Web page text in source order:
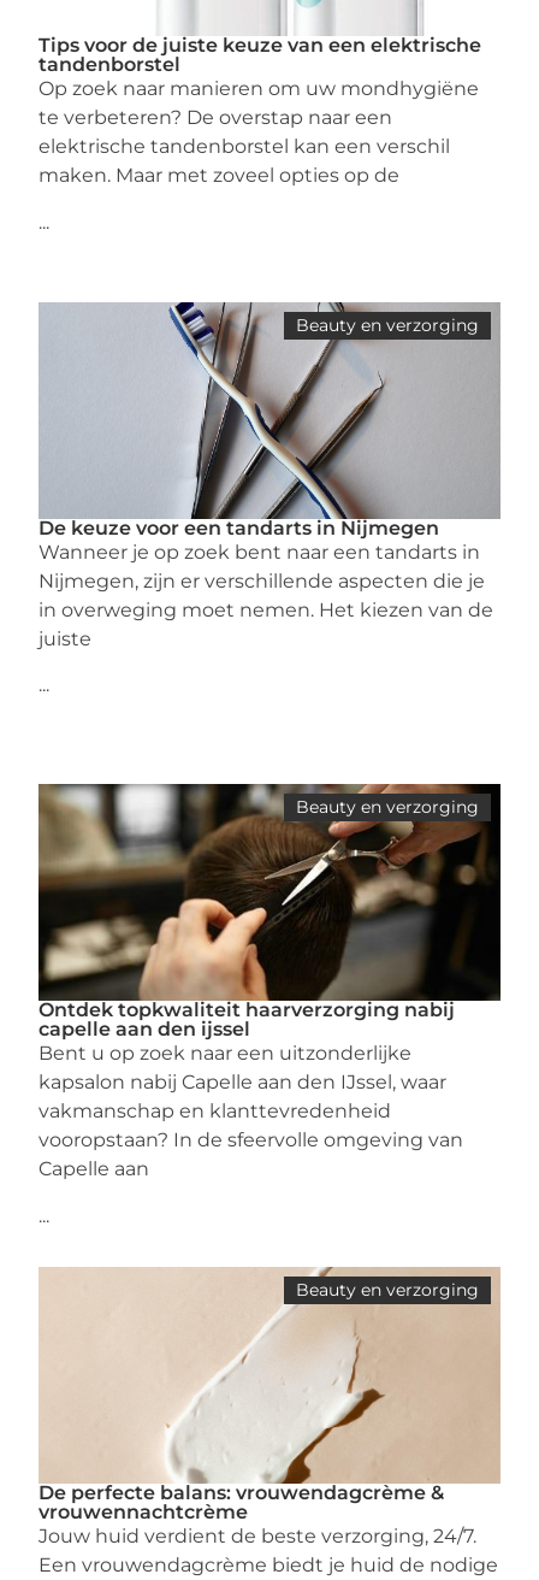
Tips voor de juiste keuze van een elektrische
tandenborstel
Op zoek naar manieren om uw mondhygiëne
te verbeteren? De overstap naar een
elektrische tandenborstel kan een verschil
maken. Maar met zoveel opties op de
...
Beauty en verzorging
De keuze voor een tandarts in Nijmegen
Wanneer je op zoek bent naar een tandarts in
Nijmegen, zijn er verschillende aspecten die je
in overweging moet nemen. Het kiezen van de
juiste
...
Beauty en verzorging
Ontdek topkwaliteit haarverzorging nabij
capelle aan den ijssel
Bent u op zoek naar een uitzonderlijke
kapsalon nabij Capelle aan den IJssel, waar
vakmanschap en klanttevredenheid
vooropstaan? In de sfeervolle omgeving van
Capelle aan
...
Beauty en verzorging
De perfecte balans: vrouwendagcrème &
vrouwennachtcrème
Jouw huid verdient de beste verzorging, 24/7.
Een vrouwendagcrème biedt je huid de nodige